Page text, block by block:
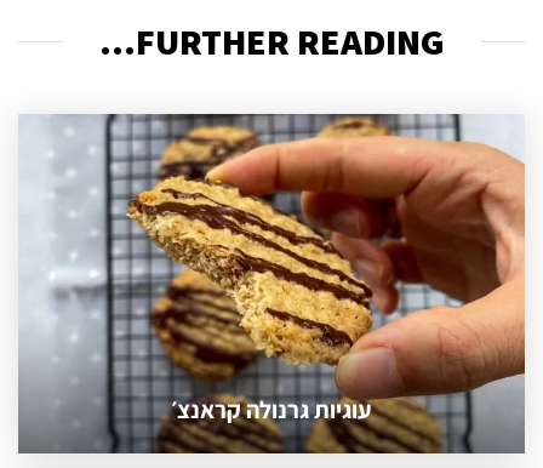
FURTHER READING...
עוגיות גרנולה קראנצ׳